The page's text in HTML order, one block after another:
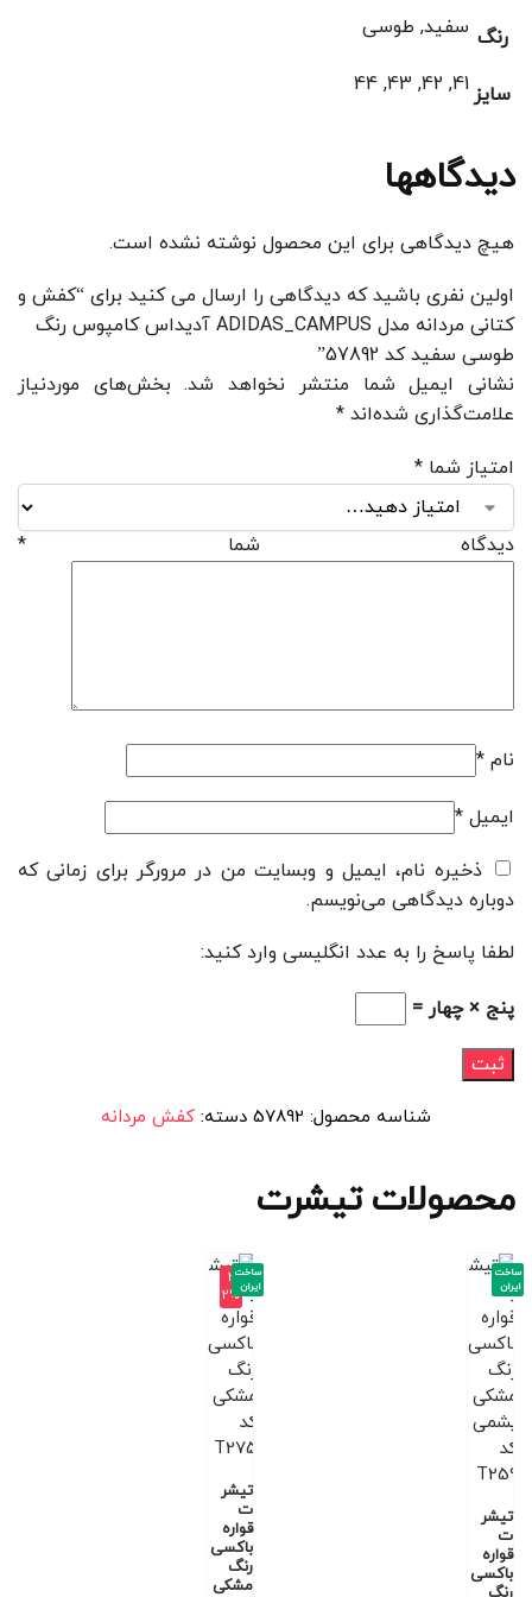
رنگ سفید, طوسی
سایز 41, 42, 43, 44
دیدگاهها
هیچ دیدگاهی برای این محصول نوشته نشده است.
اولین نفری باشید که دیدگاهی را ارسال می کنید برای “کفش و
کتانی مردانه مدل ADIDAS_CAMPUS آدیداس کامپوس رنگ
طوسی سفید کد 57892”
نشانی ایمیل شما منتشر نخواهد شد. بخش‌های موردنیاز
علامت‌گذاری شده‌اند *
امتیاز شما *
دیدگاه شما *
نام *
ایمیل *
ذخیره نام، ایمیل و وبسایت من در مرورگر برای زمانی که
دوباره دیدگاهی می‌نویسم.
لطفا پاسخ را به عدد انگلیسی وارد کنید:
پنج × چهار =
شناسه محصول: 57892 دسته: کفش مردانه
محصولات تیشرت
تیشر
ت
قواره
باکسی
ساخت
ایران
-3
2%
تیشر
ت
قواره
باکسی
رنگ
مشکی
ساخت
ایران